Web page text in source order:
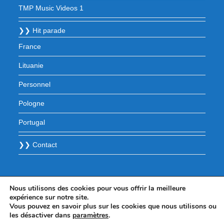
TMP Music Videos 1
❯❯ Hit parade
France
Lituanie
Personnel
Pologne
Portugal
❯❯ Contact
Nous utilisons des cookies pour vous offrir la meilleure
expérience sur notre site.
Vous pouvez en savoir plus sur les cookies que nous utilisons ou
les désactiver dans paramètres.